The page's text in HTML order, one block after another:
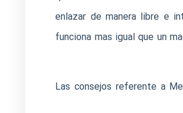
enlazar de manera libre e
funciona mas igual que un
Las consejos referente a